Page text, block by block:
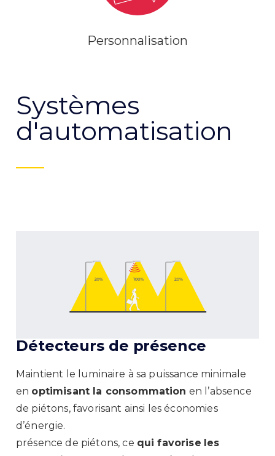
Personnalisation
Systèmes
d'automatisation
Détecteurs de présence
Maintient le luminaire à sa puissance minimale
en optimisant la consommation en l’absence
de piétons, favorisant ainsi les économies
d’énergie.
présence de piétons, ce qui favorise les